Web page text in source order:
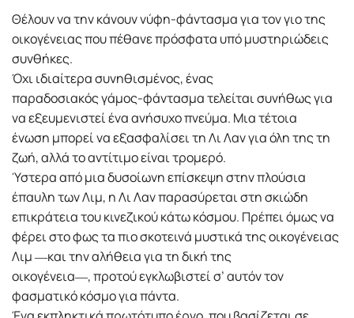
Θέλουν να την κάνουν νύφη-φάντασµα για τον γιο της
οικογένειας που πέθανε πρόσφατα υπό µυστηριώδεις
συνθήκες.
Όχι ιδιαίτερα συνηθισµένος, ένας
παραδοσιακός γάµος-φάντασµα τελείται συνήθως για
να εξευµενιστεί ένα ανήσυχο πνεύµα. Μια τέτοια
ένωση µπορεί να εξασφαλίσει τη Λι Λαν για όλη της τη
ζωή, αλλά το αντίτιµο είναι τροµερό.
Ύστερα από µια δυσοίωνη επίσκεψη στην πλούσια
έπαυλη των Λιµ, η Λι Λαν παρασύρεται στη σκιώδη
επικράτεια του κινεζικού κάτω κόσµου. Πρέπει όµως να
φέρει στο φως τα πιο σκοτεινά µυστικά της οικογένειας
Λιµ ―και την αλήθεια για τη δική της
οικογένεια―, προτού εγκλωβιστεί σ’ αυτόν τον
φασµατικό κόσµο για πάντα.